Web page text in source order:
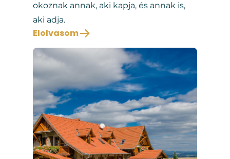
okoznak annak, aki kapja, és annak is,
aki adja.
Elolvasom